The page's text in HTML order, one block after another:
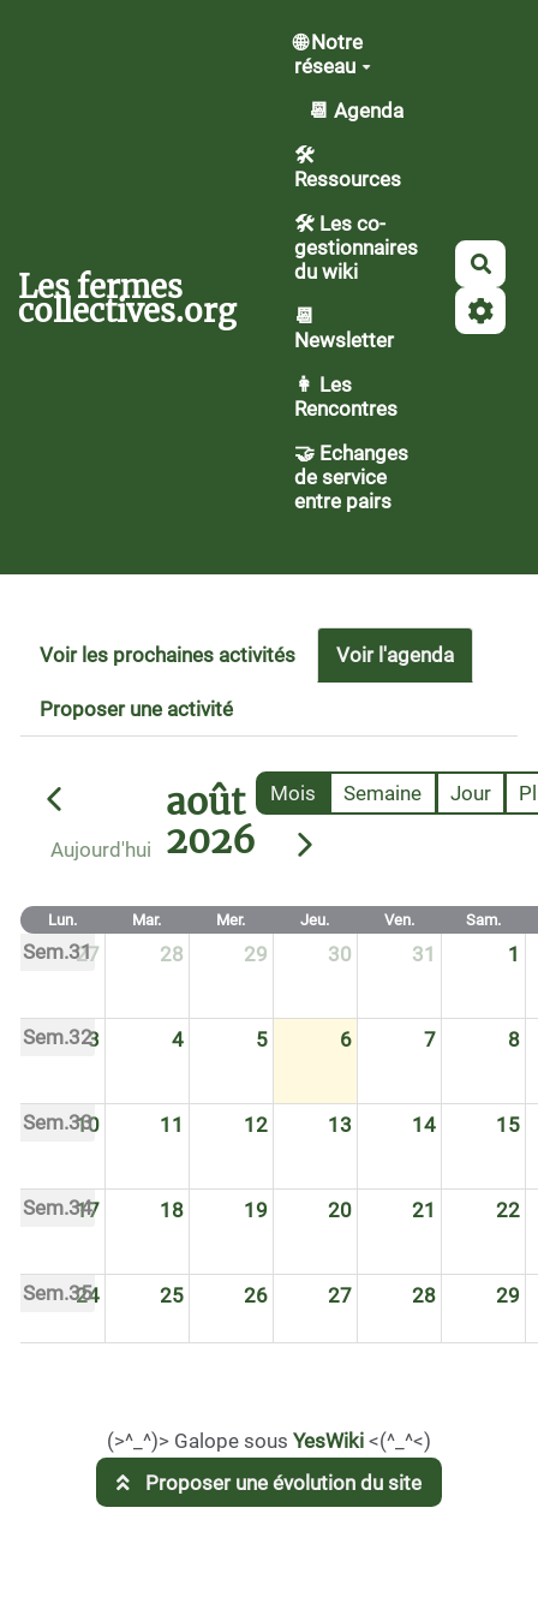
Les fermes
collectives.org
🌐 Notre
réseau
📆 Agenda
🛠️
Ressources
🛠 Les co-
gestionnaires
du wiki
📆
Newsletter
👩 Les
Rencontres
🤝 Echanges
de service
entre pairs
Voir les prochaines activités Voir l'agenda
Proposer une activité
Aujourd'hui
août
2026
Mois Semaine Jour
Lun. Mar. Mer. Jeu. Ven. Sam.
Sem.31
27 28 29 30 31 1
Sem.323 4 5 6 7 8
Sem.33
10 11 12 13 14 15
Sem.34
17 18 19 20 21 22
Sem.35
24 25 26 27 28 29
(>^_^)> Galope sous YesWiki <(^_^<)
Proposer une évolution du site